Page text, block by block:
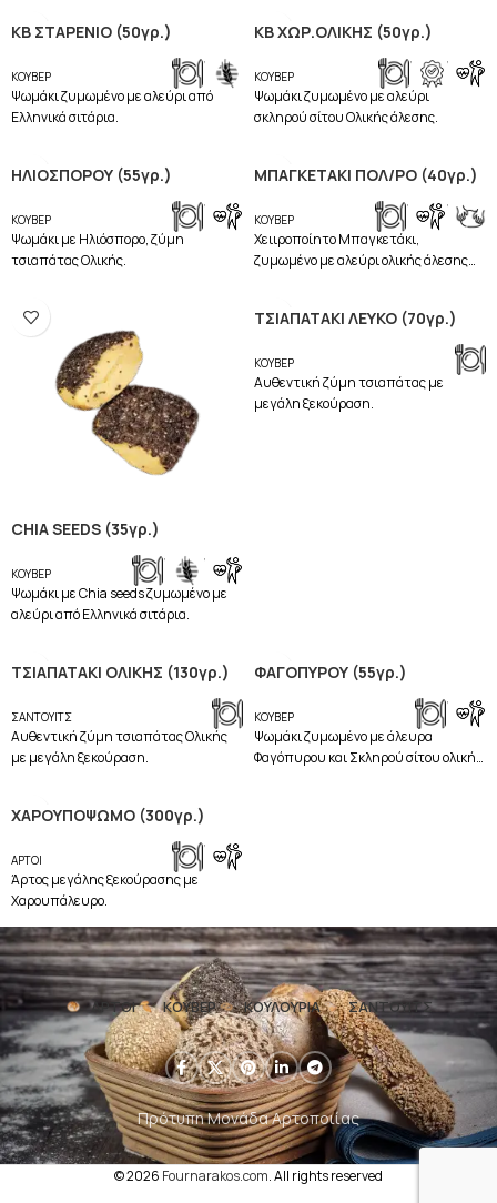
ΚΒ ΣΤΑΡΕΝΙΟ (50γρ.)
ΚΟΥΒΕΡ
,
Ψωμάκι ζυμωμένο με αλεύρι από
Ελληνικά σιτάρια.
ΚΒ ΧΩΡ.ΟΛΙΚΗΣ (50γρ.)
ΚΟΥΒΕΡ
, ,
Ψωμάκι ζυμωμένο με αλεύρι
σκληρού σίτου Ολικής άλεσης.
ΗΛΙΟΣΠΟΡΟΥ (55γρ.)
ΚΟΥΒΕΡ
,
Ψωμάκι με Ηλιόσπορο, ζύμη
τσιαπάτας Ολικής.
ΜΠΑΓΚΕΤΑΚΙ ΠΟΛ/ΡΟ (40γρ.)
ΚΟΥΒΕΡ
, ,
Χειιροποίητο Mπαγκετάκι,
ζυμωμένο με αλεύρι ολικής άλεσης
CHIA SEEDS (35γρ.)
ΚΟΥΒΕΡ
, ,
Ψωμάκι με Chia seeds ζυμωμένο με
αλεύρι από Ελληνικά σιτάρια.
ΤΣΙΑΠΑΤΑΚΙ ΛΕΥΚΟ (70γρ.)
ΚΟΥΒΕΡ
Aυθεντική ζύμη τσιαπάτας με
μεγάλη ξεκούραση.
ΤΣΙΑΠΑΤΑΚΙ ΟΛΙΚΗΣ (130γρ.)
ΣΑΝΤΟΥΙΤΣ
Aυθεντική ζύμη τσιαπάτας Ολικής
με μεγάλη ξεκούραση.
ΦΑΓΟΠΥΡΟΥ (55γρ.)
ΚΟΥΒΕΡ
,
Ψωμάκι ζυμωμένο με άλευρα
Φαγόπυρου και Σκληρού σίτου ολικής
ΧΑΡΟΥΠΟΨΩΜΟ (300γρ.)
ΑΡΤΟΙ
,
Άρτος μεγάλης ξεκούρασης με
Χαρουπάλευρο.
ΑΡΤΟΙ ΚΟΥΒΕΡ ΚΟΥΛΟΥΡΙΑ ΣΑΝΤΟΥΙΤΣ
Πρότυπη Μονάδα Αρτοποιίας
© 2026 Fournarakos.com. All rights reserved